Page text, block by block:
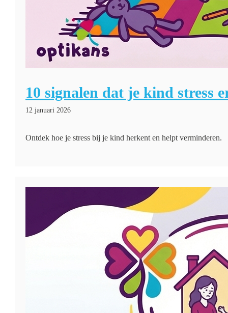
10 signalen dat je kind stress
12 januari 2026
Ontdek hoe je stress bij je kind herkent en helpt verminderen.